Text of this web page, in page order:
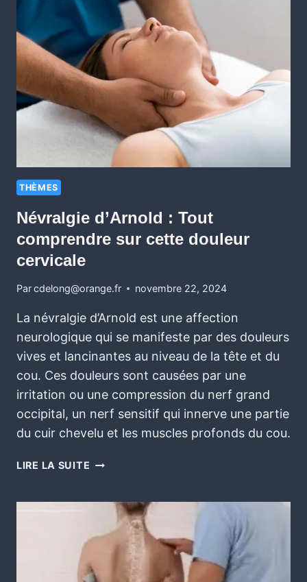
THÈMES
Névralgie d’Arnold : Tout
comprendre sur cette douleur
cervicale
Parcdelong@orange.fr novembre 22, 2024
La névralgie d’Arnold est une affection
neurologique qui se manifeste par des douleurs
vives et lancinantes au niveau de la tête et du
cou. Ces douleurs sont causées par une
irritation ou une compression du nerf grand
occipital, un nerf sensitif qui innerve une partie
du cuir chevelu et les muscles profonds du cou.
LIRE LA SUITE